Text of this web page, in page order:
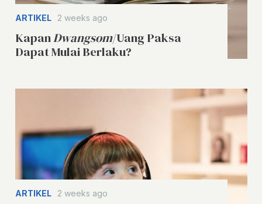
ARTIKEL 2 weeks ago
KapanDwangsom/Uang Paksa
Dapat Mulai Berlaku?
ARTIKEL 2 weeks ago